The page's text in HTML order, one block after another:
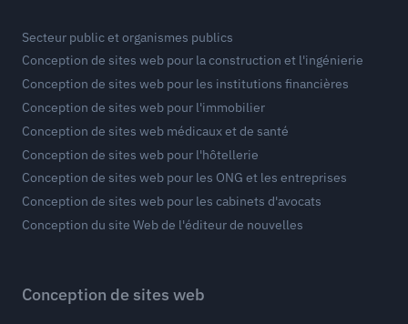
Secteur public et organismes publics
Conception de sites web pour la construction et l'ingénierie
Conception de sites web pour les institutions financières
Conception de sites web pour l'immobilier
Conception de sites web médicaux et de santé
Conception de sites web pour l'hôtellerie
Conception de sites web pour les ONG et les entreprises
Conception de sites web pour les cabinets d'avocats
Conception du site Web de l'éditeur de nouvelles
Conception de sites web